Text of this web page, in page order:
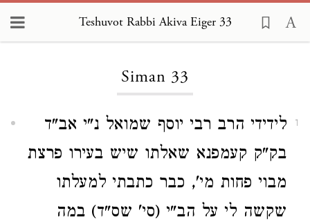
Teshuvot Rabbi Akiva Eiger 33
Siman 33
1
לידידי הרב רבי יוסף שמואל נ"י אב"ד
בק"ק קעמפנא שאלתו שיש בעירו פרצת
מבוי פחות מי', כבר כתבתי למעלתו
שקשה לי על הב"י (סי' שס"ד) במה